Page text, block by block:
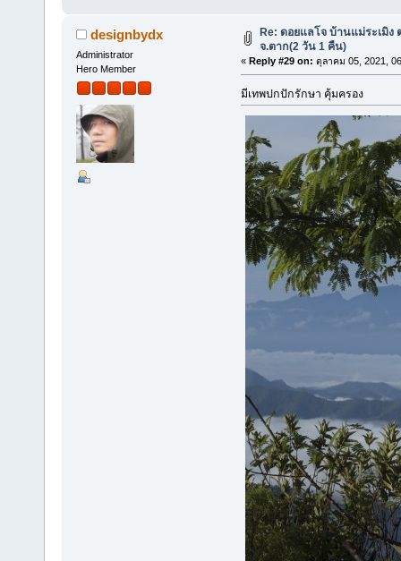
designbydx
Administrator
Hero Member
Re: ดอยแลโจ บ้านแม่ระเมิง
จ.ตาก(2 วัน 1 คืน)
« Reply #29 on: ตุลาคม 05, 2021,
มีเทพปกปักรักษา คุ้มครอง